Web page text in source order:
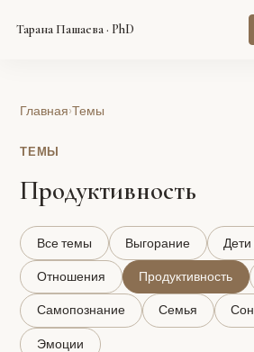
Тарана Пашаева · PhD
Главная›Темы
ТЕМЫ
Продуктивность
Все темы Выгорание Дети
Отношения Продуктивность
Самопознание Семья Сон
Эмоции